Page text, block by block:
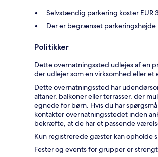
Selvstændig parkering koster EUR
Der er begrænset parkeringshøjde
Politikker
Dette overnatningssted udlejes af en
der udlejer som en virksomhed eller et
Dette overnatningssted har
altaner, balkoner eller terrasser, der
egnede for børn. Hvis du har
kontakter overnatningsstedet inden
bekræfte, at de har et passende
Kun registrerede gæster kan opholde
Fester og events for grupper er